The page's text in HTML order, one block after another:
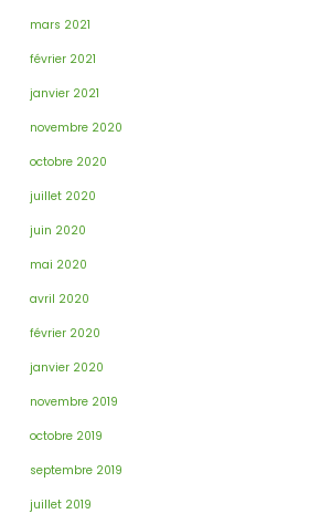
mars 2021
février 2021
janvier 2021
novembre 2020
octobre 2020
juillet 2020
juin 2020
mai 2020
avril 2020
février 2020
janvier 2020
novembre 2019
octobre 2019
septembre 2019
juillet 2019